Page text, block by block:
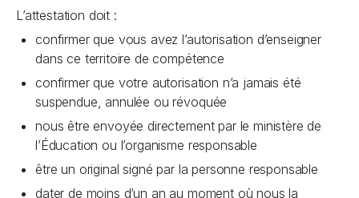
L’attestation doit :
confirmer que vous avez l’autorisation d’enseigner
dans ce territoire de compétence
confirmer que votre autorisation n’a jamais été
suspendue, annulée ou révoquée
nous être envoyée directement par le ministère de
l’Éducation ou l’organisme responsable
être un original signé par la personne responsable
dater de moins d’un an au moment où nous la